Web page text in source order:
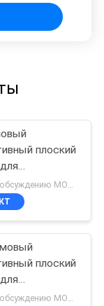
плоский
Подлежит обсуждению MOQ:1 единица
плоский
Подлежит обсуждению MOQ:1 единица